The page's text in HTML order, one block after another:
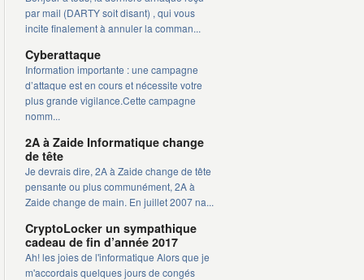
par mail (DARTY soit disant) , qui vous
incite finalement à annuler la comman...
Cyberattaque
Information importante : une campagne
d’attaque est en cours et nécessite votre
plus grande vigilance.Cette campagne
nomm...
2A à Zaide Informatique change
de tête
Je devrais dire, 2A à Zaide change de tête
pensante ou plus communément, 2A à
Zaide change de main. En juillet 2007 na...
CryptoLocker un sympathique
cadeau de fin d’année 2017
Ah! les joies de l'informatique Alors que je
m'accordais quelques jours de congés